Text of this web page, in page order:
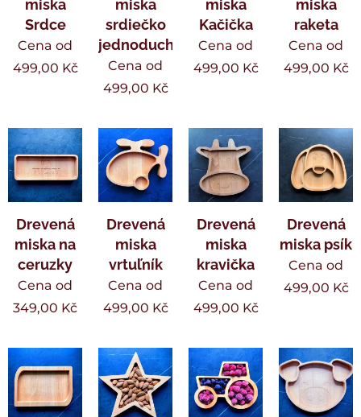
miska
Srdce
Cena od
499,00 Kč
miska
srdiečko
jednoduché
Cena od
499,00 Kč
miska
Kačička
Cena od
499,00 Kč
miska
raketa
Cena od
499,00 Kč
Drevená
miska na
ceruzky
Cena od
349,00 Kč
Drevená
miska
vrtuľník
Cena od
499,00 Kč
Drevená
miska
kravička
Cena od
499,00 Kč
Drevená
miska psík
Cena od
499,00 Kč